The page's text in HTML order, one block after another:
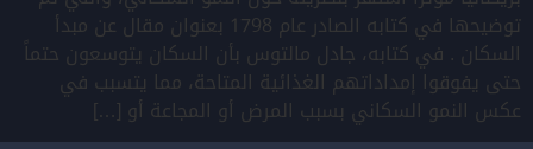
توضيحها في كتابه الصادر عام 1798 بعنوان مقال عن مبدأ
السكان . في كتابه، جادل مالتوس بأن السكان يتوسعون حتماً
حتى يفوقوا إمداداتهم الغذائية المتاحة، مما يتسبب في
عكس النمو السكاني بسبب المرض أو المجاعة أو […]